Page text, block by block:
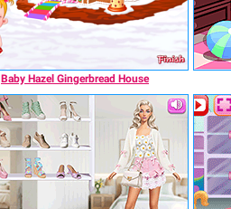
Baby Hazel Gingerbread House